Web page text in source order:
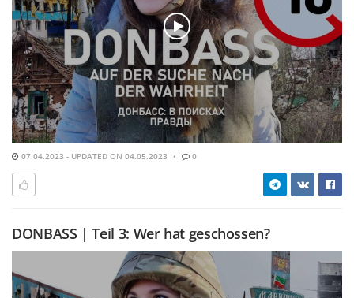
07.04.2023 - UPDATED ON 04.05.2023 0
DONBASS | Teil 3: Wer hat geschossen?